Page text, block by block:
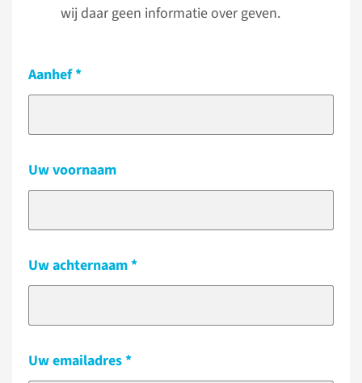
wij daar geen informatie over geven.
Aanhef
Uw voornaam
Uw achternaam
Uw emailadres